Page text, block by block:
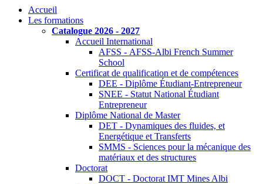
Accueil
Les formations
Catalogue 2026 - 2027
Accueil International
AFSS - AFSS-Albi French Summer
School
Certificat de qualification et de compétences
DEE - Diplôme Étudiant-Entrepreneur
SNEE - Statut National Étudiant
Entrepreneur
Diplôme National de Master
DET - Dynamiques des fluides, et
Energétique et Transferts
SMMS - Sciences pour la mécanique des
matériaux et des structures
Doctorat
DOCT - Doctorat IMT Mines Albi